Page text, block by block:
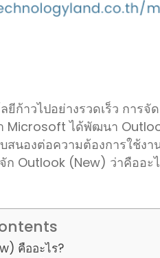
ยีก้าวไปอย่างรวดเร็ว การ
Microsoft ได้พัฒนา
สนองต่อความต้องการใช้ง
Outlook (New) ว่าคืออะ
คืออะไร?